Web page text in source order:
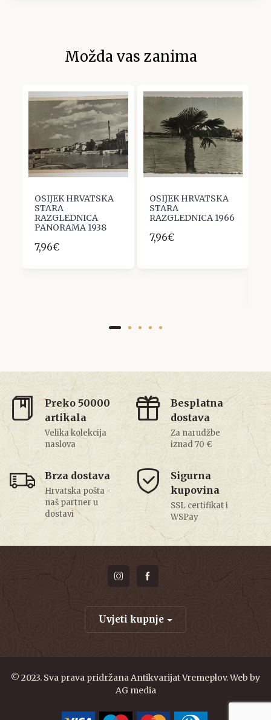
Možda vas zanima
OSIJEK HRVATSKA
STARA
RAZGLEDNICA
PANORAMA 1938
7,96€
OSIJEK HRVATSKA
STARA
RAZGLEDNICA 1966
7,96€
Preko 50000
artikala
Velika kolekcija
naslova
Besplatna
dostava
Za narudžbe
iznad 70 €
Brza dostava
Hrvatska pošta -
naš partner u
dostavi
Sigurna
kupovina
SSL certifikat i
WSPay
Uvjeti kupnje
© 2023. Sva prava pridržana Antikvarijat Vremeplov. Web by
AG media